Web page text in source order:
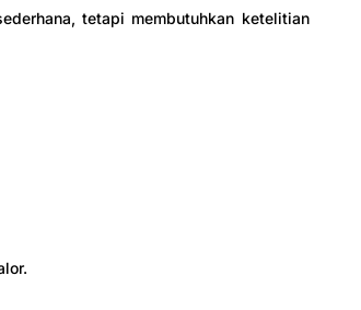
tetapi membutuhkan ketelitian